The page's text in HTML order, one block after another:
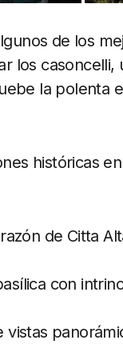
de los
los casoncelli,
la polenta
históricas
de Citta
con